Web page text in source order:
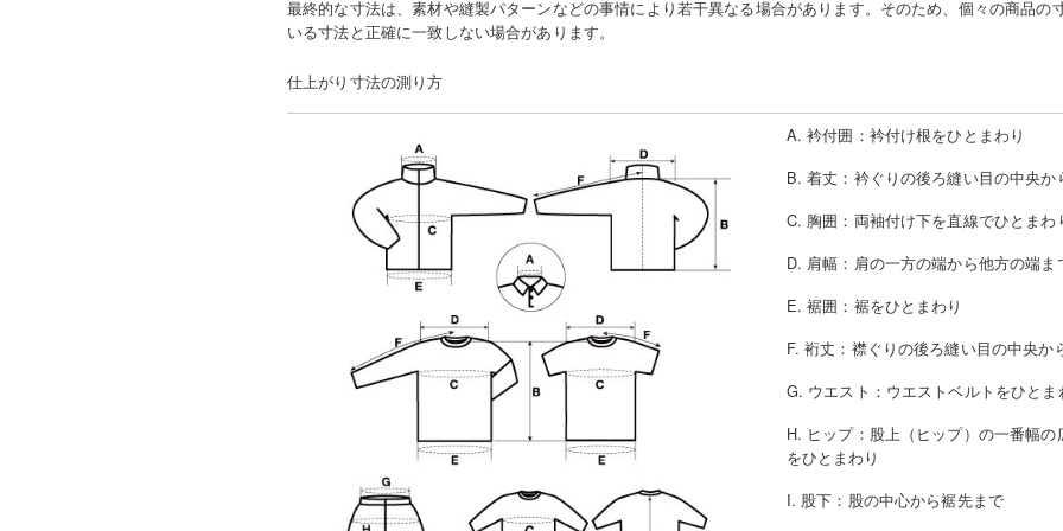
最終的な寸法は、素材や縫製パターンなどの事情により若干異なる場合があります。そのため、個々の商品の
いる寸法と正確に一致しない場合があります。
仕上がり寸法の測り方
A. 衿付囲 ： 衿付け根をひとまわり
B. 着丈 ： 衿ぐりの後ろ縫い目の中央か
C. 胸囲 ： 両袖付け下を直線でひとまわ
D. 肩幅 ： 肩の一方の端から他方の端ま
E. 裾囲 ： 裾をひとまわり
F. 裄丈 ： 襟ぐりの後ろ縫い目の中央か
G. ウエスト ： ウエストベルトをひとま
H. ヒップ： 股上（ヒップ）の一番幅の
をひとまわり
I. 股下 ： 股の中心から裾先まで